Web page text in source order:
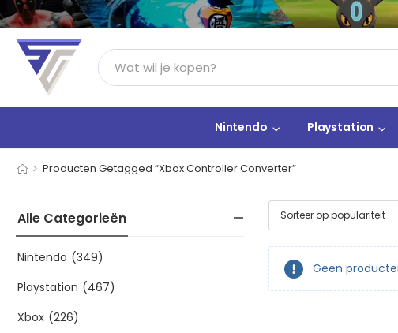
Nintendo Playstation
> Producten Getagged “Xbox Controller Converter”
Alle Categorieën
Nintendo (349)
Playstation (467)
Xbox (226)
Geen